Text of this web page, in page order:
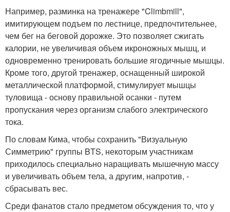
Например, разминка на тренажере "Climbmill",
имитирующем подъем по лестнице, предпочтительнее,
чем бег на беговой дорожке. Это позволяет сжигать
калории, не увеличивая объем икроножных мышц, и
одновременно тренировать большие ягодичные мышцы.
Кроме того, другой тренажер, оснащенный широкой
металлической платформой, стимулирует мышцы
туловища - основу правильной осанки - путем
пропускания через организм слабого электрического
тока.
По словам Кима, чтобы сохранить "Визуальную
Симметрию" группы BTS, некоторым участникам
приходилось специально наращивать мышечную массу
и увеличивать объем тела, а другим, напротив, -
сбрасывать вес.
Среди фанатов стало предметом обсуждения то, что у